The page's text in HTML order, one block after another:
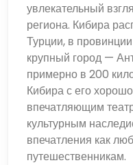
увлекательный
региона. Кибира
Турции, в
крупный город —
примерно в 200
Кибира с его
впечатляющим
культурным
впечатления как
путешественникам.